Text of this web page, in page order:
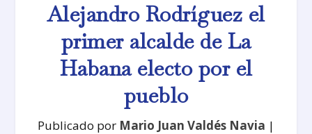
Alejandro Rodríguez el
primer alcalde de La
Habana electo por el
pueblo
Publicado por Mario Juan Valdés Navia |